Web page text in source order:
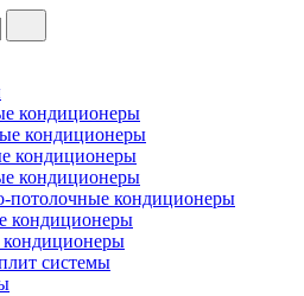
кондиционеры
кондиционеры
кондиционеры
кондиционеры
потолочные кондиционеры
кондиционеры
системы